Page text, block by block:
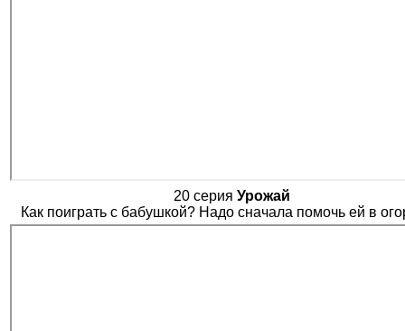
20 серия Урожай
Как поиграть с бабушкой? Надо сначала помочь ей в